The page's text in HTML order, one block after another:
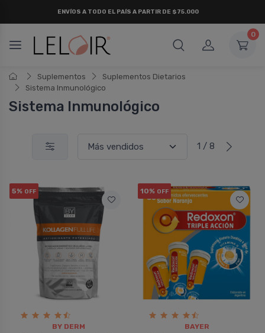
¡ HASTA 6 CUOTAS SIN INTERÉSY 18 CUOTAS FIJAS !
0
Suplementos
Suplementos Dietarios
Sistema Inmunológico
Sistema Inmunológico
1 / 8
5% OFF
BY DERM
10% OFF
BAYER